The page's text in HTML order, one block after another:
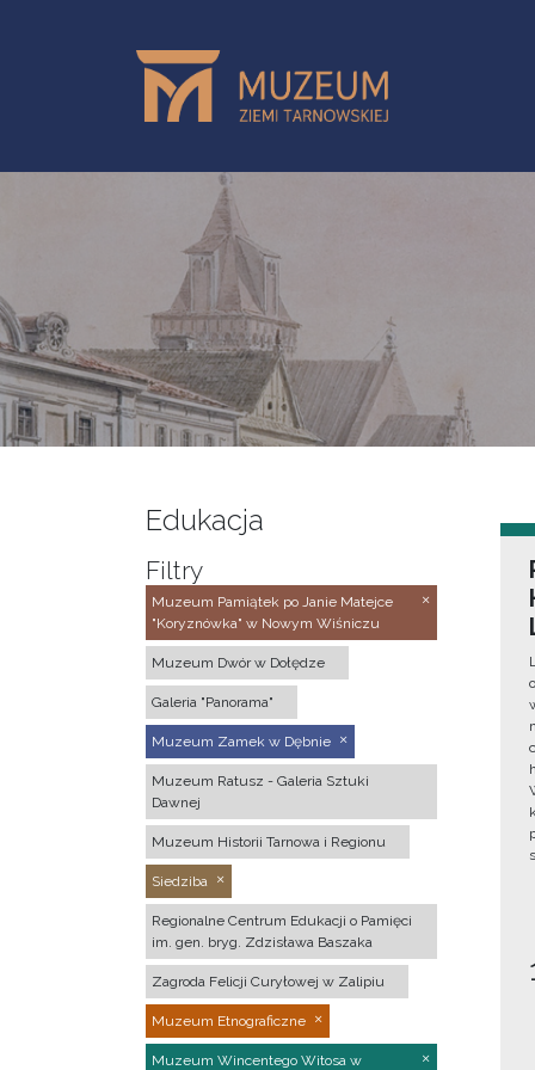
Edukacja
Filtry
Muzeum Pamiątek po Janie Matejce
"Koryznówka" w Nowym Wiśniczu
Muzeum Dwór w Dołędze
Galeria "Panorama"
Muzeum Zamek w Dębnie
Muzeum Ratusz - Galeria Sztuki
Dawnej
Muzeum Historii Tarnowa i Regionu
Siedziba
Regionalne Centrum Edukacji o Pamięci
im. gen. bryg. Zdzisława Baszaka
Zagroda Felicji Curyłowej w Zalipiu
Muzeum Etnograficzne
Muzeum Wincentego Witosa w